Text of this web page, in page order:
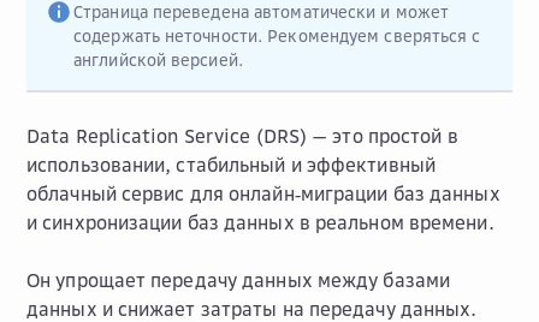
Страница переведена автоматически и может
содержать неточности. Рекомендуем сверяться с
английской версией.
Data Replication Service (DRS) — это простой в
использовании, стабильный и эффективный
облачный сервис для онлайн‑миграции баз данных
и синхронизации баз данных в реальном времени.
Он упрощает передачу данных между базами
данных и снижает затраты на передачу данных.